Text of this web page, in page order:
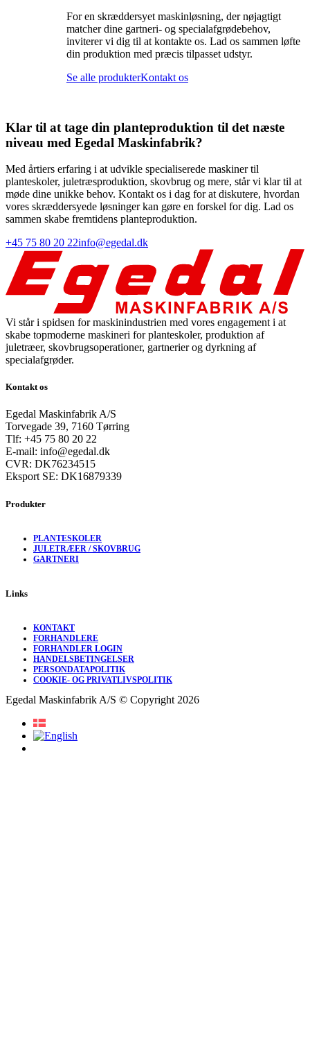
For en skræddersyet maskinløsning, der nøjagtigt
matcher dine gartneri- og specialafgrødebehov,
inviterer vi dig til at kontakte os. Lad os sammen løfte
din produktion med præcis tilpasset udstyr.
Se alle produkterKontakt os
Klar til at tage din planteproduktion til det næste
niveau med Egedal Maskinfabrik?
Med årtiers erfaring i at udvikle specialiserede maskiner til
planteskoler, juletræsproduktion, skovbrug og mere, står vi klar til at
møde dine unikke behov. Kontakt os i dag for at diskutere, hvordan
vores skræddersyede løsninger kan gøre en forskel for dig. Lad os
sammen skabe fremtidens planteproduktion.
+45 75 80 20 22info@egedal.dk
Vi står i spidsen for maskinindustrien med vores engagement i at
skabe topmoderne maskineri for planteskoler, produktion af
juletræer, skovbrugsoperationer, gartnerier og dyrkning af
specialafgrøder.
Kontakt os
Egedal Maskinfabrik A/S
Torvegade 39, 7160 Tørring
Tlf: +45 75 80 20 22
E-mail: info@egedal.dk
CVR: DK76234515
Eksport SE: DK16879339
Produkter
PLANTESKOLER
JULETRÆER / SKOVBRUG
GARTNERI
Links
KONTAKT
FORHANDLERE
FORHANDLER LOGIN
HANDELSBETINGELSER
PERSONDATAPOLITIK
COOKIE- OG PRIVATLIVSPOLITIK
Egedal Maskinfabrik A/S © Copyright 2026